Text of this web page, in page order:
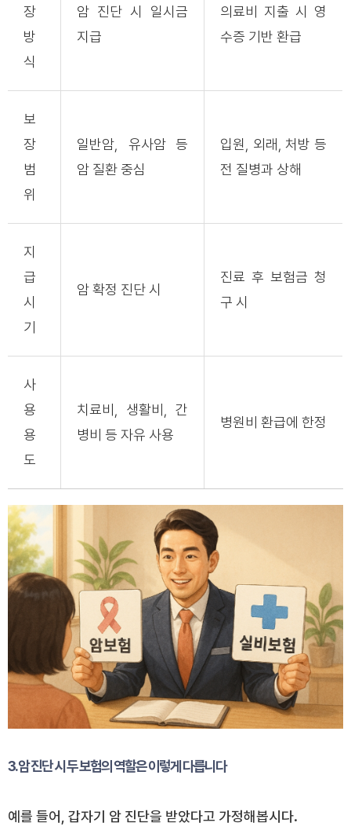
장
방
식
암 진단 시 일시금
지급
의료비 지출 시 영
수증 기반 환급
보
장
범
위
일반암, 유사암 등
암 질환 중심
입원, 외래, 처방 등
전 질병과 상해
지
급
시
기
암 확정 진단 시
진료 후 보험금 청
구 시
사
용
용
도
치료비, 생활비, 간
병비 등 자유 사용
병원비 환급에 한정
3. 암 진단 시 두 보험의 역할은 이렇게 다릅니다
예를 들어, 갑자기 암 진단을 받았다고 가정해봅시다.